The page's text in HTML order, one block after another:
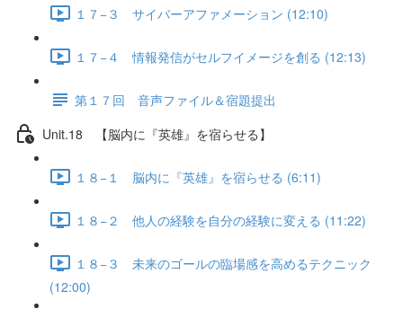
１７−３ サイバーアファメーション (12:10)
１７−４ 情報発信がセルフイメージを創る (12:13)
第１７回 音声ファイル＆宿題提出
Unit.18 【脳内に『英雄』を宿らせる】
１８−１ 脳内に『英雄』を宿らせる (6:11)
１８−２ 他人の経験を自分の経験に変える (11:22)
１８−３ 未来のゴールの臨場感を高めるテクニック
(12:00)